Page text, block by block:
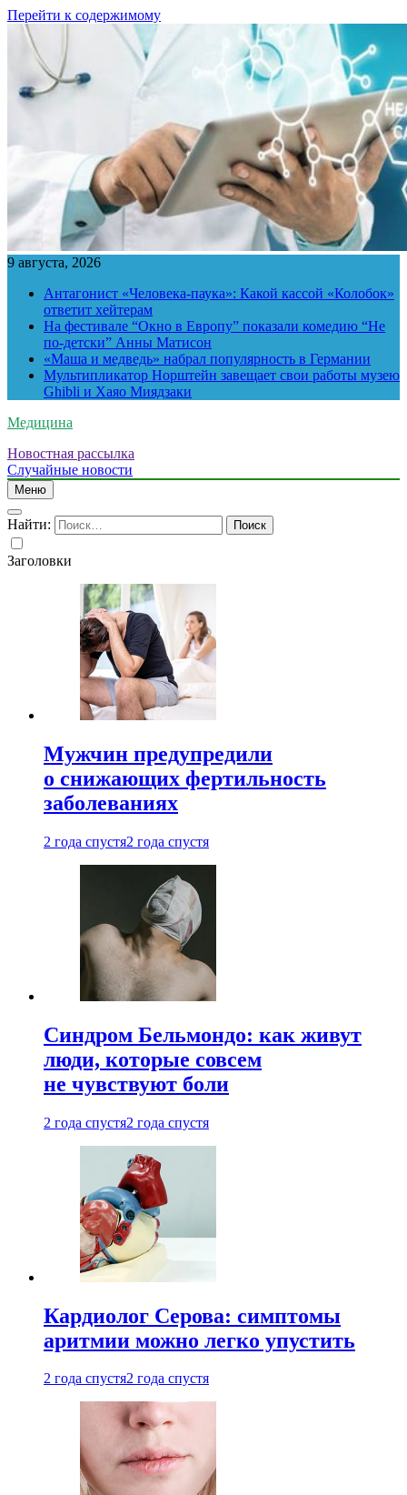
Перейти к содержимому
9 августа, 2026
Антагонист «Человека-паука»: Какой кассой «Колобок»
ответит хейтерам
На фестивале “Окно в Европу” показали комедию “Не
по-детски” Анны Матисон
«Маша и медведь» набрал популярность в Германии
Мультипликатор Норштейн завещает свои работы музею
Ghibli и Хаяо Миядзаки
Медицина
Новостная рассылка
Случайные новости
Меню
Найти:
Заголовки
Мужчин предупредили
о снижающих фертильность
заболеваниях
2 года спустя2 года спустя
Синдром Бельмондо: как живут
люди, которые совсем
не чувствуют боли
2 года спустя2 года спустя
Кардиолог Серова: симптомы
аритмии можно легко упустить
2 года спустя2 года спустя